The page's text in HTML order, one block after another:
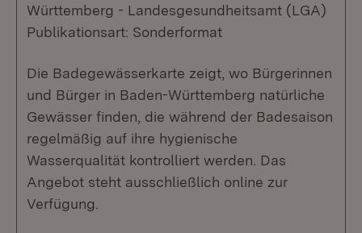
Württemberg - Landesgesundheitsamt (LGA)
Publikationsart: Sonderformat
Die Badegewässerkarte zeigt, wo Bürgerinnen
und Bürger in Baden-Württemberg natürliche
Gewässer finden, die während der Badesaison
regelmäßig auf ihre hygienische
Wasserqualität kontrolliert werden. Das
Angebot steht ausschließlich online zur
Verfügung.